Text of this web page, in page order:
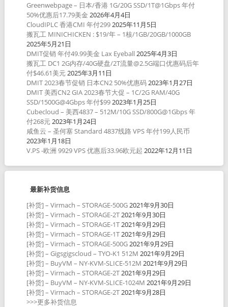
Greenwebpage – 日本/香港 1G/20G SSD/1T@1Gbps 年付
50%优惠后17.79美金 2026年4月4日
CloudIPLC 香港CMI 年付2992025年11月5日
搬瓦工 MINICHICKEN : $19/年 – 1核/1GB/20GB/1000GB
2025年5月21日
DMIT促销 年付49.99美金 Lax Eyeball 2025年4月3日
搬瓦工 DC1 2G内存/40G硬盘/2T流量@2.5G端口优惠码后年
付$46.61美元2025年3月11日
DMIT 2023春节促销 日本CN2 50%优惠码2023年1月27日
DMIT 美西CN2 GIA 2023春节大促 – 1C/2G RAM/40G
SSD/1500G@4Gbps 年付$992023年1月25日
Cubecloud – 美西4837 – 512M/10G SSD/800G@1Gbps 年
付268元2023年1月24日
咸鱼云 – 圣何塞 Standard 4837线路 VPS 年付199人民币
2023年1月18日
V.PS -欧洲 9929 VPS 优惠后33.96欧元起 2022年12月11日
最新补货信息
[补货] – Virmach – STORAGE-500G2021年9月30日
[补货] – Virmach – STORAGE-2T2021年9月30日
[补货] – Virmach – STORAGE-1T2021年9月29日
[补货] – Virmach – STORAGE-1T2021年9月29日
[补货] – Virmach – STORAGE-500G2021年9月29日
[补货] – Gigsgigscloud – TYO-K1 512M 2021年9月29日
[补货] – BuyVM – NY-KVM-SLICE-512M 2021年9月29日
[补货] – Virmach – STORAGE-2T2021年9月29日
[补货] – BuyVM – NY-KVM-SLICE-1024M 2021年9月29日
[补货] – Virmach – STORAGE-2T2021年9月28日
>>>更多补货信息